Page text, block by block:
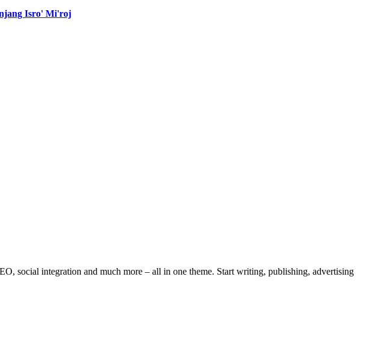
Isro' Mi'roj
social integration and much more – all in one theme. Start writing, publishing, advertising